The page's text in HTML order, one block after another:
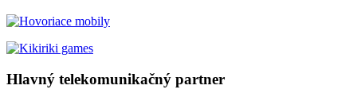
Hlavný telekomunikačný partner